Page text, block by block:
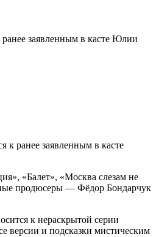
к ранее заявленным в касте
«Балет», «Москва слезам не
продюсеры — Фёдор Бондарчук
к нераскрытой серии
версии и подсказки мистическим